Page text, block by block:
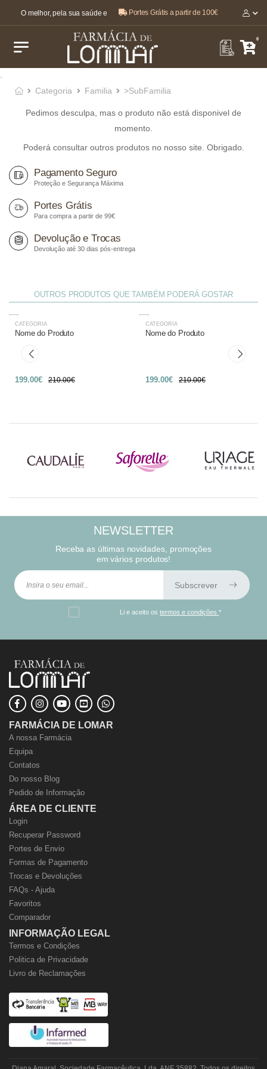
O melhor, pela sua saúde e bem-estar 🤍Portes Grátis a partir de 100€
0
Categoria
Familia >SubFamilia
Pedimos desculpa, mas o produto não está disponivel de
momento.
Poderá consultar outros produtos no nosso site. Obrigado.
Pagamento Seguro
Proteção e Segurança Máxima
Portes Grátis
Para compra a partir de 99€
Devolução e Trocas
Devolução até 30 dias pós-entrega
OUTROS PRODUTOS QUE TAMBÉM PODERÁ GOSTAR
-27%
CATEGORIA
Nome do Produto
199.00€ 210.00€
-27%
CATEGORIA
Nome do Produto
199.00€ 210.00€
NEWSLETTER
Receba as últimas novidades, promoções
em vários produtos!
Subscrever
Li e aceito ostermos e condições*
FARMÁCIA DE LOMAR
A nossa Farmácia
Equipa
Contatos
Do nosso Blog
Pedido de Informação
ÁREA DE CLIENTE
Login
Recuperar Password
Portes de Envio
Formas de Pagamento
Trocas e Devoluções
FAQs - Ajuda
Favoritos
Comparador
INFORMAÇÃO LEGAL
Termos e Condições
Politica de Privacidade
Livro de Reclamações